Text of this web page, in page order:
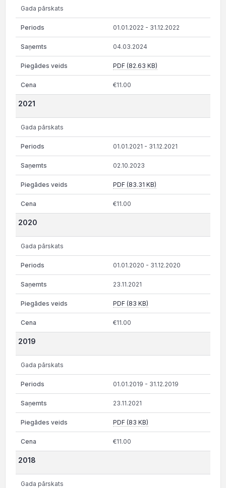
Gada pārskats
01.01.2022 - 31.12.2022
04.03.2024
PDF (82.63 KB)
€11.00
2021
Gada pārskats
01.01.2021 - 31.12.2021
02.10.2023
PDF (83.31 KB)
€11.00
2020
Gada pārskats
01.01.2020 - 31.12.2020
23.11.2021
PDF (83 KB)
€11.00
2019
Gada pārskats
01.01.2019 - 31.12.2019
23.11.2021
PDF (83 KB)
€11.00
2018
Gada pārskats